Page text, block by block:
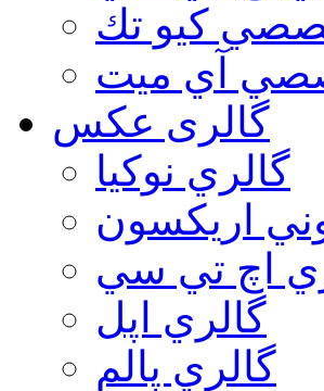
كيو تك
آي ميت
گالری عکس
گالري نوكيا
اريكسون
اچ تي سي
گالري اپل
گالري پالم